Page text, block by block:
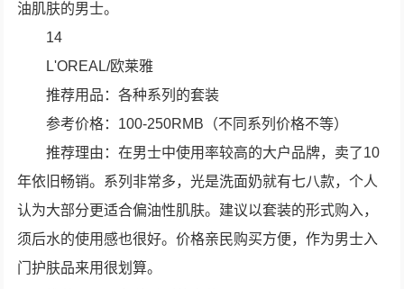
油肌肤的男士。
14
L'OREAL/欧莱雅
推荐用品：各种系列的套装
参考价格：100-250RMB（不同系列价格不等）
推荐理由：在男士中使用率较高的大户品牌，卖了10
年依旧畅销。系列非常多，光是洗面奶就有七八款，个人
认为大部分更适合偏油性肌肤。建议以套装的形式购入，
须后水的使用感也很好。价格亲民购买方便，作为男士入
门护肤品来用很划算。